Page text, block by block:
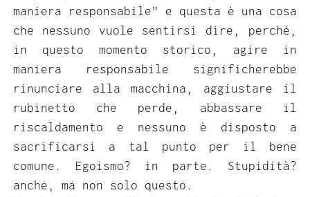
maniera responsabile” e questa è una cosa
che nessuno vuole sentirsi dire, perché,
in questo momento storico, agire in
maniera responsabile significherebbe
rinunciare alla macchina, aggiustare il
rubinetto che perde, abbassare il
riscaldamento e nessuno è disposto a
sacrificarsi a tal punto per il bene
comune. Egoismo? in parte. Stupidità?
anche, ma non solo questo.